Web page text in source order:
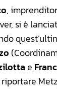
,
si è
e
riportare